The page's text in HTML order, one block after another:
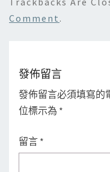
Comment .
發佈留言
發佈留言必須填寫的
位標示為 *
留言 *